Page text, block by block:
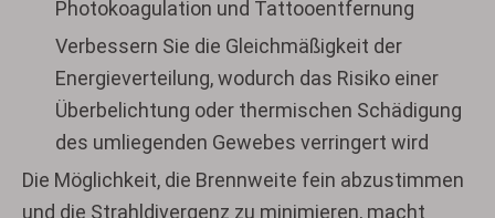
Photokoagulation und Tattooentfernung
Verbessern Sie die Gleichmäßigkeit der
Energieverteilung, wodurch das Risiko einer
Überbelichtung oder thermischen Schädigung
des umliegenden Gewebes verringert wird
Die Möglichkeit, die Brennweite fein abzustimmen
und die Strahldivergenz zu minimieren, macht